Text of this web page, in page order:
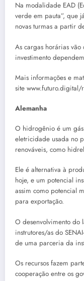
Na modalidade EAD
verde em pauta”, que
novas turmas a partir
As cargas horárias
investimento
Mais informações e
site www.futuro.digital/
Alemanha
O hidrogênio é um
eletricidade usada no
renováveis, como
Ele é alternativa à
hoje, e um potencial
assim como potencial
para exportação.
O desenvolvimento do
instrutores/as do
de uma parceria da
Os recursos fazem
cooperação entre os